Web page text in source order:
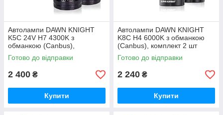
Автолампи DAWN KNIGHT
K5C 24V H7 4300K з
обманкою (Canbus),
комплект 2 шт
Готово до відправки
2 400 ₴
Купити
Автолампи DAWN KNIGHT
K8C H4 6000K з обманкою
(Canbus), комплект 2 шт
Готово до відправки
2 240 ₴
Купити